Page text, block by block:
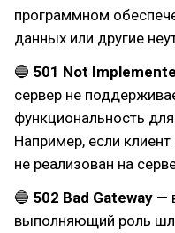
программном
данных или другие
🔵 501 Not
сервер не
функциональность
Например, если
не реализован на
🔵 502 Bad Gateway —
выполняющий роль